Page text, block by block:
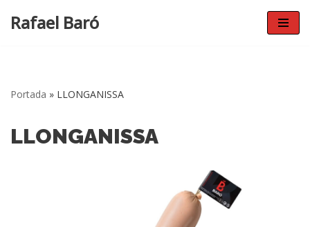
Rafael Baró
Portada » LLONGANISSA
LLONGANISSA